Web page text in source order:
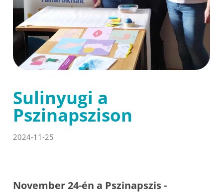
Sulinyugi a
Pszinapszison
2024-11-25
November 24-én a Pszinapszis -